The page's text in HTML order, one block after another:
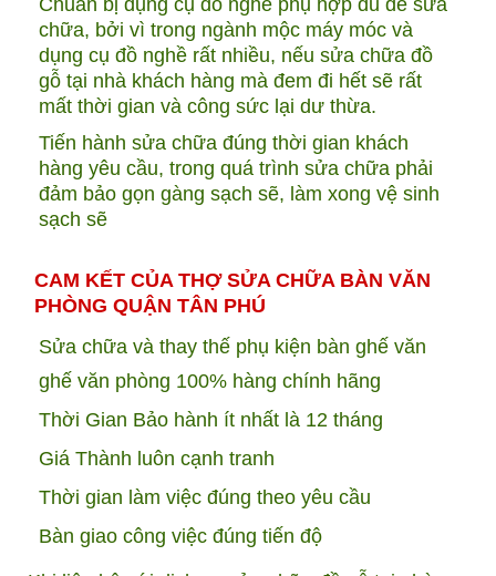
chữa, bởi vì trong ngành mộc máy móc và
dụng cụ đồ nghề rất nhiều, nếu sửa chữa đồ
gỗ tại nhà khách hàng mà đem đi hết sẽ rất
mất thời gian và công sức lại dư thừa.
Tiến hành sửa chữa đúng thời gian khách
hàng yêu cầu, trong quá trình sửa chữa phải
đảm bảo gọn gàng sạch sẽ, làm xong vệ sinh
sạch sẽ
CAM KẾT CỦA THỢ SỬA CHỮA BÀN VĂN
PHÒNG QUẬN TÂN PHÚ
Sửa chữa và thay thế phụ kiện bàn ghế văn
ghế văn phòng 100% hàng chính hãng
Thời Gian Bảo hành ít nhất là 12 tháng
Giá Thành luôn cạnh tranh
Thời gian làm việc đúng theo yêu cầu
Bàn giao công việc đúng tiến độ